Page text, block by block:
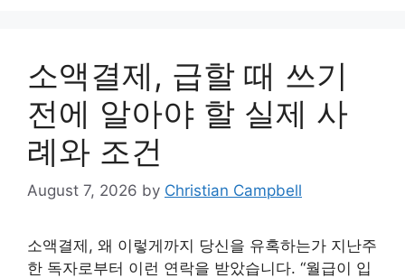
소액결제, 급할 때 쓰기
전에 알아야 할 실제 사
례와 조건
August 7, 2026 by Christian Campbell
소액결제, 왜 이렇게까지 당신을 유혹하는가 지난주
한 독자로부터 이런 연락을 받았습니다. “월급이 입